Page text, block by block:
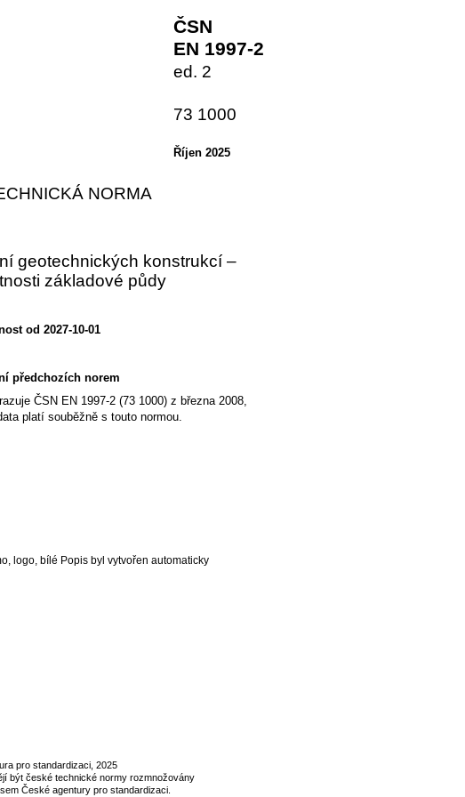
ČSN
EN 1997-2
ed. 2
73 1000
Říjen 2025
NORMA
geotechnických konstrukcí –
základové půdy
od 2027-10-01
předchozích norem
ČSN EN 1997-2 (73 1000) z března 2008,
platí souběžně s touto normou.
pro standardizaci , 2025
být české technické normy rozmnožovány
České agentury pro standardizaci